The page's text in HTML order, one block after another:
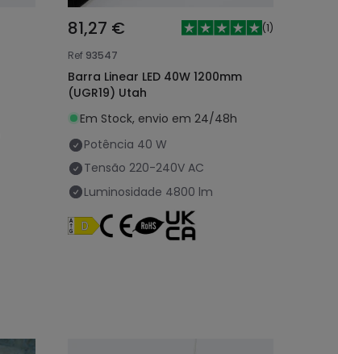
81,27 € (1)
Ref 93547
Barra Linear LED 40W 1200mm
(UGR19) Utah
Em Stock, envio em 24/48h
Potência 40 W
Tensão 220-240V AC
Luminosidade 4800 lm